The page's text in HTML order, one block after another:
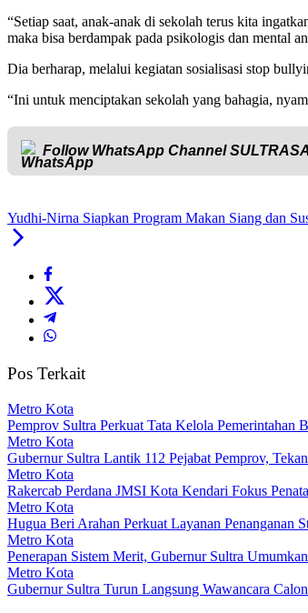
“Setiap saat, anak-anak di sekolah terus kita
maka bisa berdampak pada psikologis dan mental
Dia berharap, melalui kegiatan sosialisasi stop
“Ini untuk menciptakan sekolah yang bahagia,
Follow WhatsApp Channel
Yudhi-Nirna Siapkan Program Makan Siang dan
Pos Terkait
Metro Kota
Pemprov Sultra Perkuat Tata Kelola
Metro Kota
Gubernur Sultra Lantik 112 Pejabat Pemprov,
Metro Kota
Rakercab Perdana JMSI Kota Kendari Fokus
Metro Kota
Hugua Beri Arahan Perkuat Layanan Penanganan
Metro Kota
Penerapan Sistem Merit, Gubernur Sultra
Metro Kota
Gubernur Sultra Turun Langsung Wawancara